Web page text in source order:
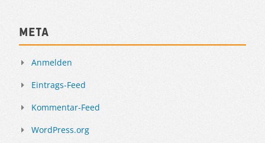
Meta
Anmelden
Eintrags-Feed
Kommentar-Feed
WordPress.org